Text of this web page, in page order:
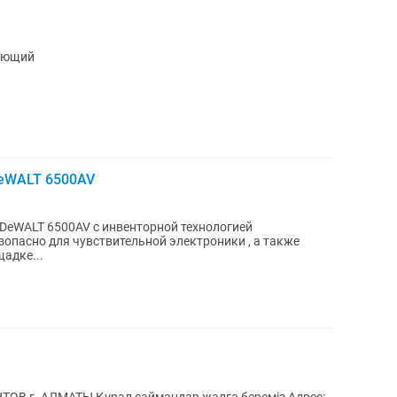
6500AV
6500AV с инвенторной технологией
для чувствительной электроники , а также